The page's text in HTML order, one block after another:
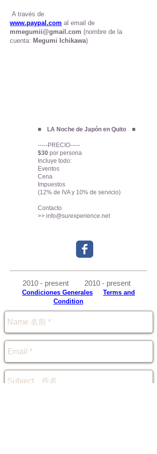
A través de
www.paypal.com al email de
mmegumii@gmail.com (nombre de la
cuenta: Megumi Ichikawa)
■ LA Noche de Japón en Quito ■
-----PRECIO-----
$30 por persona
Incluye todo:
Eventos
Cena
Impuestos
(12% de IVA y 10% de servicio)
Contacto
>> info@surexperience.net
2010 - present 2010 - present
Condiciones Generales
Terms and
Condition-